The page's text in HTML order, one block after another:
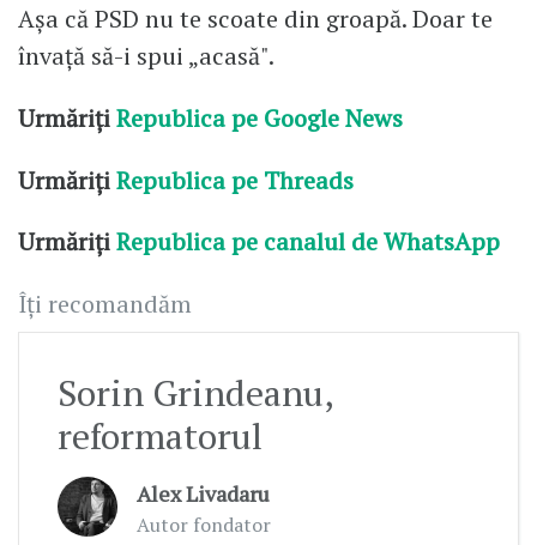
Așa că PSD nu te scoate din groapă. Doar te
învață să-i spui „acasă".
UrmărițiRepublica pe Google News
UrmărițiRepublica pe Threads
UrmărițiRepublica pe canalul de WhatsApp
Îți recomandăm
Sorin Grindeanu,
reformatorul
Alex Livadaru
Autor fondator